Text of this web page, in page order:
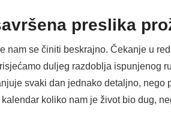
preslika
nam se činiti beskrajno. Čekanje u
duljeg razdoblja ispunjenog
svaki dan jednako detaljno, nego
koliko nam je život bio dug,